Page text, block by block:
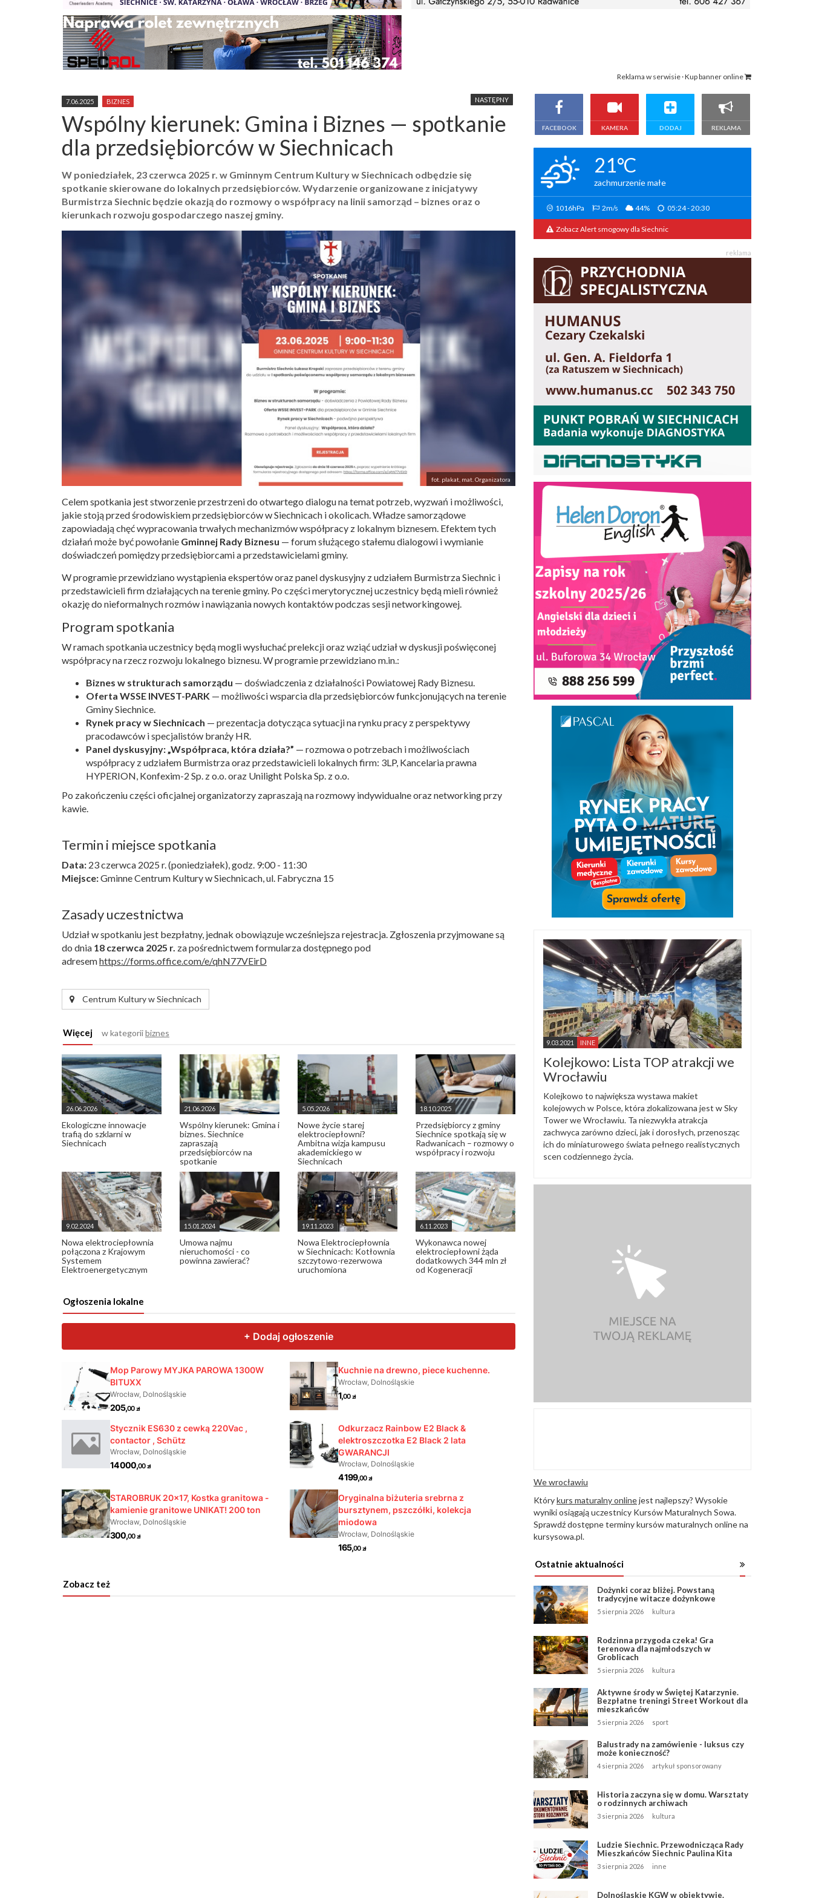
Reklama w serwisie · Kup banner online
NASTĘPNY
7.06.2025 BIZNES
Wspólny kierunek: Gmina i Biznes — spotkanie
dla przedsiębiorców w Siechnicach
W poniedziałek, 23 czerwca 2025 r. w Gminnym Centrum Kultury w Siechnicach odbędzie się
spotkanie skierowane do lokalnych przedsiębiorców. Wydarzenie organizowane z inicjatywy
Burmistrza Siechnic będzie okazją do rozmowy o współpracy na linii samorząd – biznes oraz o
kierunkach rozwoju gospodarczego naszej gminy.
fot. plakat, mat. Organizatora
Celem spotkania jest stworzenie przestrzeni do otwartego dialogu na temat potrzeb, wyzwań i możliwości,
jakie stoją przed środowiskiem przedsiębiorców w Siechnicach i okolicach. Władze samorządowe
zapowiadają chęć wypracowania trwałych mechanizmów współpracy z lokalnym biznesem. Efektem tych
działań może być powołanie Gminnej Rady Biznesu — forum służącego stałemu dialogowi i wymianie
doświadczeń pomiędzy przedsiębiorcami a przedstawicielami gminy.
W programie przewidziano wystąpienia ekspertów oraz panel dyskusyjny z udziałem Burmistrza Siechnic i
przedstawicieli firm działających na terenie gminy. Po części merytorycznej uczestnicy będą mieli również
okazję do nieformalnych rozmów i nawiązania nowych kontaktów podczas sesji networkingowej.
Program spotkania
W ramach spotkania uczestnicy będą mogli wysłuchać prelekcji oraz wziąć udział w dyskusji poświęconej
współpracy na rzecz rozwoju lokalnego biznesu. W programie przewidziano m.in.:
Biznes w strukturach samorządu — doświadczenia z działalności Powiatowej Rady Biznesu.
Oferta WSSE INVEST-PARK — możliwości wsparcia dla przedsiębiorców funkcjonujących na terenie
Gminy Siechnice.
Rynek pracy w Siechnicach — prezentacja dotycząca sytuacji na rynku pracy z perspektywy
pracodawców i specjalistów branży HR.
Panel dyskusyjny: „Współpraca, która działa?” — rozmowa o potrzebach i możliwościach
współpracy z udziałem Burmistrza oraz przedstawicieli lokalnych firm: 3LP, Kancelaria prawna
HYPERION, Konfexim-2 Sp. z o.o. oraz Unilight Polska Sp. z o.o.
Po zakończeniu części oficjalnej organizatorzy zapraszają na rozmowy indywidualne oraz networking przy
kawie.
Termin i miejsce spotkania
Data: 23 czerwca 2025 r. (poniedziałek), godz. 9:00 - 11:30
Miejsce:Gminne Centrum Kultury w Siechnicach, ul. Fabryczna 15
Zasady uczestnictwa
Udział w spotkaniu jest bezpłatny, jednak obowiązuje wcześniejsza rejestracja. Zgłoszenia przyjmowane są
do dnia 18 czerwca 2025 r. za pośrednictwem formularza dostępnego pod
adresemhttps://forms.office.com/e/qhN77VEirD
Centrum Kultury w Siechnicach
Więcej w kategoriibiznes
26.06.2026
Ekologiczne innowacje
trafią do szklarni w
Siechnicach
21.06.2026
Wspólny kierunek: Gmina i
biznes. Siechnice
zapraszają
przedsiębiorców na
spotkanie
5.05.2026
Nowe życie starej
elektrociepłowni?
Ambitna wizja kampusu
akademickiego w
Siechnicach
18.10.2025
Przedsiębiorcy z gminy
Siechnice spotkają się w
Radwanicach – rozmowy o
współpracy i rozwoju
9.02.2024
Nowa elektrociepłownia
połączona z Krajowym
Systemem
Elektroenergetycznym
15.01.2024
Umowa najmu
nieruchomości - co
powinna zawierać?
19.11.2023
Nowa Elektrociepłownia
w Siechnicach: Kotłownia
szczytowo-rezerwowa
uruchomiona
6.11.2023
Wykonawca nowej
elektrociepłowni żąda
dodatkowych 344 mln zł
od Kogeneracji
Ogłoszenia lokalne
Zobacz też
FACEBOOK KAMERA DODAJ REKLAMA
21°C
zachmurzenie małe
1016hPa 2m/s 44% 05:24 - 20:30
Zobacz Alert smogowy dla Siechnic
reklama
9.03.2021 INNE
Kolejkowo: Lista TOP atrakcji we
Wrocławiu
Kolejkowo to największa wystawa makiet
kolejowych w Polsce, która zlokalizowana jest w Sky
Tower we Wrocławiu. Ta niezwykła atrakcja
zachwyca zarówno dzieci, jak i dorosłych, przenosząc
ich do miniaturowego świata pełnego realistycznych
scen codziennego życia.
We wrocławiu
Którykurs maturalny onlinejest najlepszy? Wysokie
wyniki osiągają uczestnicy Kursów Maturalnych Sowa.
Sprawdź dostępne terminy kursów maturalnych online na
kursysowa.pl.
Ostatnie aktualności
Dożynki coraz bliżej. Powstaną
tradycyjne witacze dożynkowe
5 sierpnia 2026 kultura
Rodzinna przygoda czeka! Gra
terenowa dla najmłodszych w
Groblicach
5 sierpnia 2026 kultura
Aktywne środy w Świętej Katarzynie.
Bezpłatne treningi Street Workout dla
mieszkańców
5 sierpnia 2026 sport
Balustrady na zamówienie - luksus czy
może konieczność?
4 sierpnia 2026 artykuł sponsorowany
Historia zaczyna się w domu. Warsztaty
o rodzinnych archiwach
3 sierpnia 2026 kultura
Ludzie Siechnic. Przewodnicząca Rady
Mieszkańców Siechnic Paulina Kita
3 sierpnia 2026 inne
Dolnośląskie KGW w obiektywie.